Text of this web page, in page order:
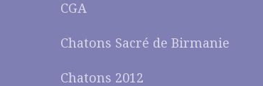
CGA
Chatons Sacré de Birmanie
Chatons 2012